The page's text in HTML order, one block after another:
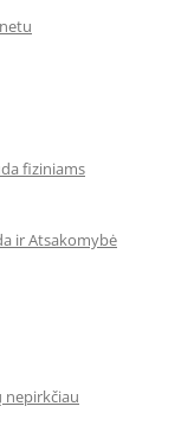
fiziniams
ir Atsakomybė
nepirkčiau